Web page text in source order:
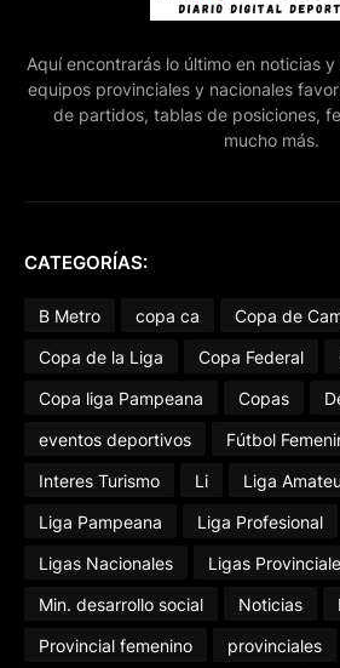
Aquí encontrarás lo último en noticias
equipos provinciales y nacionales
de partidos, tablas de posiciones,
mucho más.
CATEGORÍAS:
B Metro copa ca
Copa de
Copa de la Liga
Copa Federal
Copa liga Pampeana
Copas
eventos deportivos
Fútbol
Interes Turismo
Li Liga
Liga Pampeana
Liga Profesional
Ligas Nacionales
Ligas
Min. desarrollo social
Noticias
Provincial femenino
provinciales